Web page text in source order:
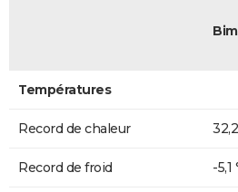
Températures
Record de chaleur
Record de froid -5,1